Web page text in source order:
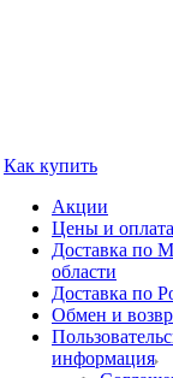
Как купить
Акции
Цены и оплата
Доставка по
области
Доставка по
Обмен и
информация